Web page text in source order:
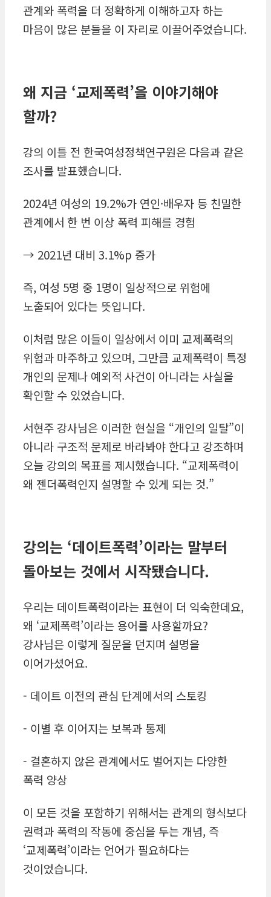
관계와 폭력을 더 정확하게 이해하고자 하는
마음이 많은 분들을 이 자리로 이끌어주었습니다.
왜 지금 ‘교제폭력’을 이야기해야
할까?
강의 이틀 전 한국여성정책연구원은 다음과 같은
조사를 발표했습니다.
2024년 여성의 19.2%가 연인·배우자 등 친밀한
관계에서 한 번 이상 폭력 피해를 경험
→ 2021년 대비 3.1%p 증가
즉, 여성 5명 중 1명이 일상적으로 위험에
노출되어 있다는 뜻입니다.
이처럼 많은 이들이 일상에서 이미 교제폭력의
위험과 마주하고 있으며, 그만큼 교제폭력이 특정
개인의 문제나 예외적 사건이 아니라는 사실을
확인할 수 있었습니다.
서현주 강사님은 이러한 현실을 “개인의 일탈”이
아니라 구조적 문제로 바라봐야 한다고 강조하며
오늘 강의의 목표를 제시했습니다. “교제폭력이
왜 젠더폭력인지 설명할 수 있게 되는 것.”
강의는 ‘데이트폭력’이라는 말부터
돌아보는 것에서 시작됐습니다.
우리는 데이트폭력이라는 표현이 더 익숙한데요,
왜 ‘교제폭력’이라는 용어를 사용할까요?
강사님은 이렇게 질문을 던지며 설명을
이어가셨어요.
- 데이트 이전의 관심 단계에서의 스토킹
- 이별 후 이어지는 보복과 통제
- 결혼하지 않은 관계에서도 벌어지는 다양한
폭력 양상
이 모든 것을 포함하기 위해서는 관계의 형식보다
권력과 폭력의 작동에 중심을 두는 개념, 즉
‘교제폭력’이라는 언어가 필요하다는
것이었습니다.